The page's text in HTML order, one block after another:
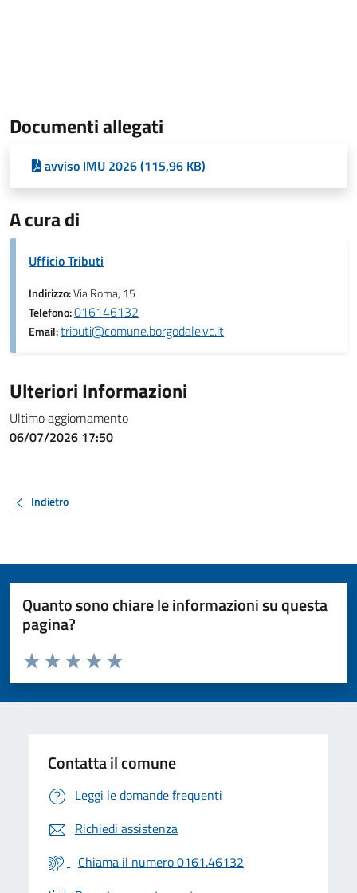
Documenti allegati
avviso IMU 2026 (115,96 KB)
A cura di
Ufficio Tributi
Indirizzo:Via Roma, 15
Telefono:016146132
Email:tributi@comune.borgodale.vc.it
Ulteriori Informazioni
Ultimo aggiornamento
06/07/2026 17:50
Indietro
Quanto sono chiare le informazioni su questa
pagina?
Valuta da 1 a 5 stelle la pagina
Valuta 5 stelle su 5
Valuta 4 stelle su 5
Valuta 3 stelle su 5
Valuta 2 stelle su 5
Valuta 1 stelle su 5
Contatta il comune
Leggi le domande frequenti
Richiedi assistenza
Chiama il numero 0161.46132